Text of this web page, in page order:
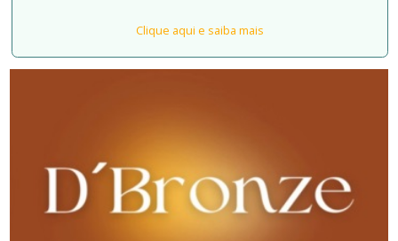
Clique aqui e saiba mais